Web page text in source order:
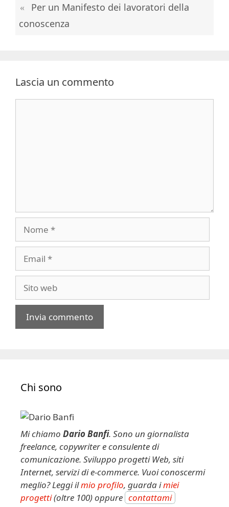
Per un Manifesto dei lavoratori della
conoscenza
Lascia un commento
web
v
Chi sono
Mi chiamo Dario Banfi. Sono un giornalista
freelance, copywriter e consulente di
comunicazione. Sviluppo progetti Web, siti
Internet, servizi di e-commerce. Vuoi conoscermi
meglio? Leggi ilmio profilo, guarda imiei
progetti(oltre 100) oppure contattami